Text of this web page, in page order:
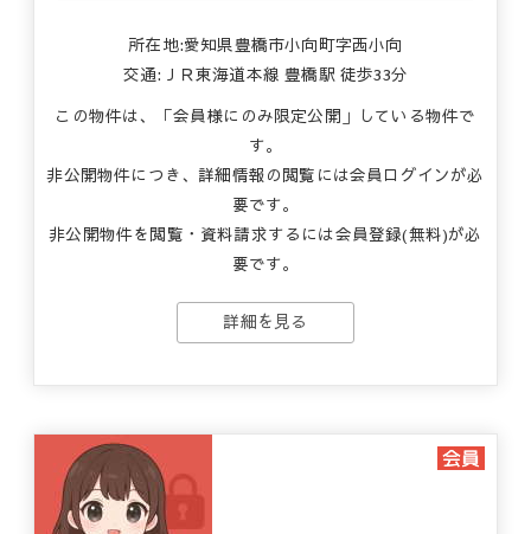
所在地:愛知県豊橋市小向町字西小向
交通:ＪＲ東海道本線 豊橋駅 徒歩33分
この物件は、「会員様にのみ限定公開」している物件で
す。
非公開物件につき、詳細情報の閲覧には会員ログインが必
要です。
非公開物件を閲覧・資料請求するには会員登録(無料)が必
要です。
詳細を見る